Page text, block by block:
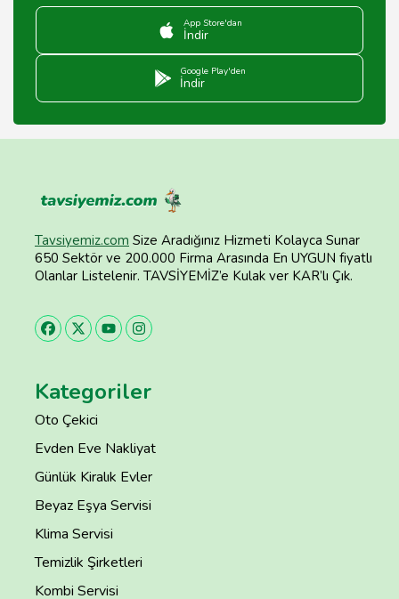
App Store'dan
İndir
Google Play'den
İndir
Tavsiyemiz.com Size Aradığınız Hizmeti Kolayca Sunar
650 Sektör ve 200.000 Firma Arasında En UYGUN fiyatlı
Olanlar Listelenir. TAVSİYEMİZ’e Kulak ver KAR’lı Çık.
Kategoriler
Oto Çekici
Evden Eve Nakliyat
Günlük Kiralık Evler
Beyaz Eşya Servisi
Klima Servisi
Temizlik Şirketleri
Kombi Servisi